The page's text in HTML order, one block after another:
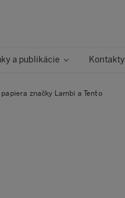
a publikácie Kontakty
značky Lambi a Tento